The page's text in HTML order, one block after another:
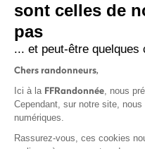
sont celles de
pas
... et peut-être quelques
Chers randonneurs,
Ici à la FFRandonnée, nous
Cependant, sur notre site,
numériques.
Rassurez-vous, ces cookies